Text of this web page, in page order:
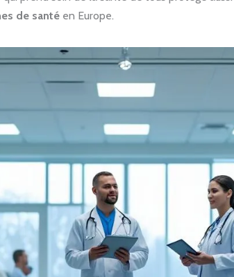
de santé en Europe.